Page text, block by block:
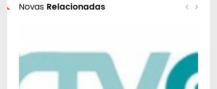
Novas Relacionadas